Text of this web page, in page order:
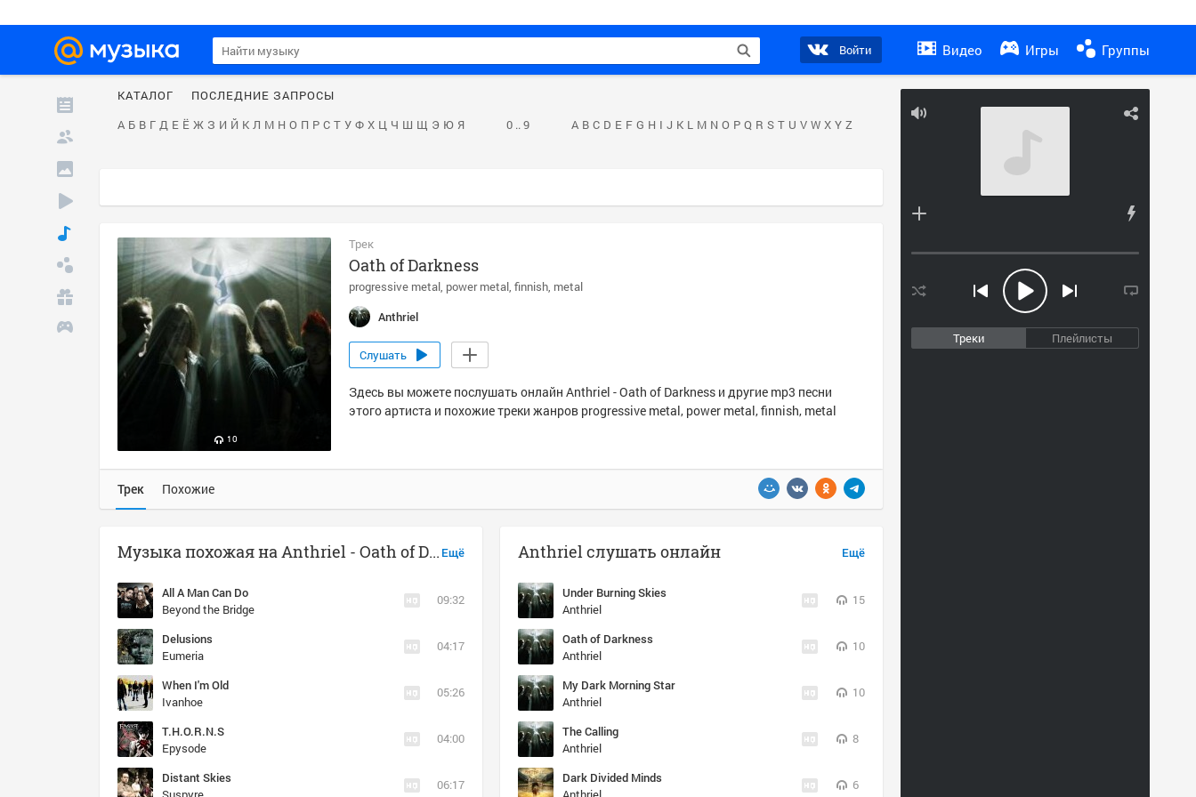
Войти Видео Игры Группы
Треки Плейлисты
КАТАЛОГ
ПОСЛЕДНИЕ ЗАПРОСЫ
А Б В Г Д Е Ё Ж З И Й К Л М Н О П Р С Т У Ф Х Ц Ч Ш Щ Э Ю Я 0 .. 9 A B C D E F G H I J K L M N O P Q R S T U V W X Y Z
10
Трек
Oath of Darkness
progressive metal power metal finnish metal
Anthriel
Слушать
Здесь вы можете послушать онлайн Anthriel - Oath of Darkness и другие mp3 песни
этого артиста и похожие треки жанров progressive metal, power metal, finnish, metal
Трек Похожие
Ещё
Музыка похожая на Anthriel - Oath of Darkness
All A Man Can Do
Beyond the Bridge
09:32
Delusions
Eumeria
04:17
When I'm Old
Ivanhoe
05:26
T.H.O.R.N.S
Epysode
04:00
Distant Skies
06:17
Ещё
Anthriel слушать онлайн
Under Burning Skies
Anthriel
15
Oath of Darkness
Anthriel
10
My Dark Morning Star
Anthriel
10
The Calling
Anthriel
8
Dark Divided Minds
6